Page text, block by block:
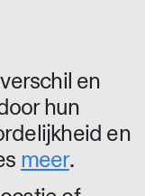
en
hun
en
meer.